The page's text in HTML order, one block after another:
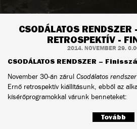
CSODÁLATOS RENDSZER
RETROSPEKTÍV -
2014. NOVEMBER 29.
CSODÁLATOS RENDSZER –
November 30-án zárul Csodálatos rendszer
Ernő retrospektív kiállításunk, ebből az
kísérőprogramokkal várunk benneteket:
Tovább